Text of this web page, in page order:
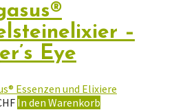
–
Eye
Essenzen und Elixiere
In den Warenkorb